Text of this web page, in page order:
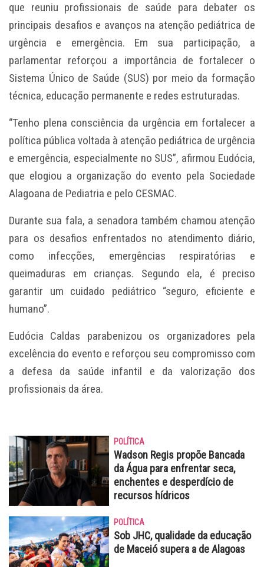
que reuniu profissionais de saúde para debater os
principais desafios e avanços na atenção pediátrica de
urgência e emergência. Em sua participação, a
parlamentar reforçou a importância de fortalecer o
Sistema Único de Saúde (SUS) por meio da formação
técnica, educação permanente e redes estruturadas.
“Tenho plena consciência da urgência em fortalecer a
política pública voltada à atenção pediátrica de urgência
e emergência, especialmente no SUS”, afirmou Eudócia,
que elogiou a organização do evento pela Sociedade
Alagoana de Pediatria e pelo CESMAC.
Durante sua fala, a senadora também chamou atenção
para os desafios enfrentados no atendimento diário,
como infecções, emergências respiratórias e
queimaduras em crianças. Segundo ela, é preciso
garantir um cuidado pediátrico “seguro, eficiente e
humano”.
Eudócia Caldas parabenizou os organizadores pela
excelência do evento e reforçou seu compromisso com
a defesa da saúde infantil e da valorização dos
profissionais da área.
POLÍTICA
Wadson Regis propõe Bancada
da Água para enfrentar seca,
enchentes e desperdício de
recursos hídricos
POLÍTICA
Sob JHC, qualidade da educação
de Maceió supera a de Alagoas